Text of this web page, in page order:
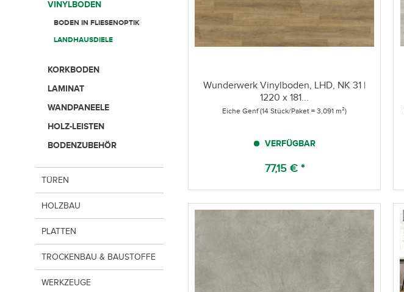
VINYLBODEN
BODEN IN FLIESENOPTIK
LANDHAUSDIELE
KORKBODEN
LAMINAT
WANDPANEELE
HOLZ-LEISTEN
BODENZUBEHÖR
TÜREN
HOLZBAU
PLATTEN
TROCKENBAU & BAUSTOFFE
WERKZEUGE
Wunderwerk Vinylboden, LHD, NK 31 |
1220 x 181...
Eiche Genf (14 Stück/Paket = 3,091 m²)
VERFÜGBAR
77,15 € *